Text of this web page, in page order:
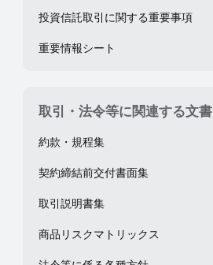
投資信託取引に関する重要事項
重要情報シート
取引・法令等に関連する文書
約款・規程集
契約締結前交付書面集
取引説明書集
商品リスクマトリックス